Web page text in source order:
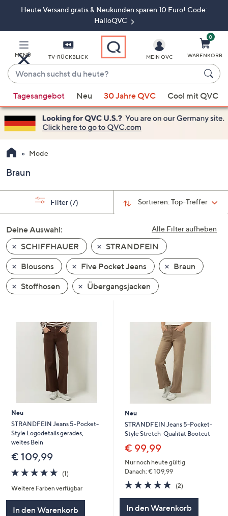
ZumHeute Versand gratis & Neukunden sparen 10 Euro! Code:
HalloQVC
MENÜ TV-RÜCKBLICK
Wonach
suchst
du
heute?
Vorschläge
verfügbar
sind,
verwenden
Sie
Pfeiltasten
nach
und
nach
unten
oder
wischen
Sie
auf
nach
anzuzeigen.
MEIN QVC
0
WARENKORB
Tagesangebot Neu 30 Jahre QVC Cool mit QVC
Mode
Braun
Sortieren:Top-Treffer
Filter (7)
Alle Filter aufheben
Deine Auswahl:
SCHIFFHAUER
STRANDFEIN
Blousons
Five Pocket Jeans
Braun
Stoffhosen
Übergangsjacken
Neu
STRANDFEIN Jeans 5-Pocket-
Style Logodetails gerades,
weites Bein
€ 109,99
5.0
von
5
(1)1
Weitere Farben verfügbar
In den Warenkorb
Neu
STRANDFEIN Jeans 5-Pocket-
Style Stretch-Qualität Bootcut
€ 99,99
Nur noch heute gültig
Danach: € 109,99
5.0
von
(2)2
In den Warenkorb